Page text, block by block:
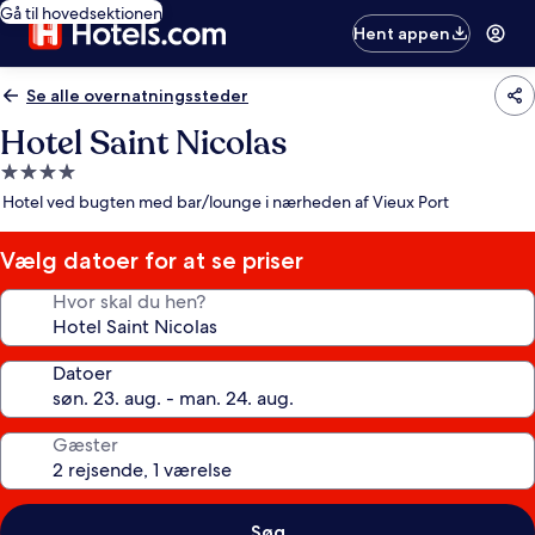
Gå til hovedsektionen
Hent appen
Se alle overnatningssteder
Hotel Saint Nicolas
4.0-
stjernet
Hotel ved bugten med bar/lounge i nærheden af Vieux Port
Vælg datoer for at se priser
Hvor skal du hen?
Datoer
Gæster